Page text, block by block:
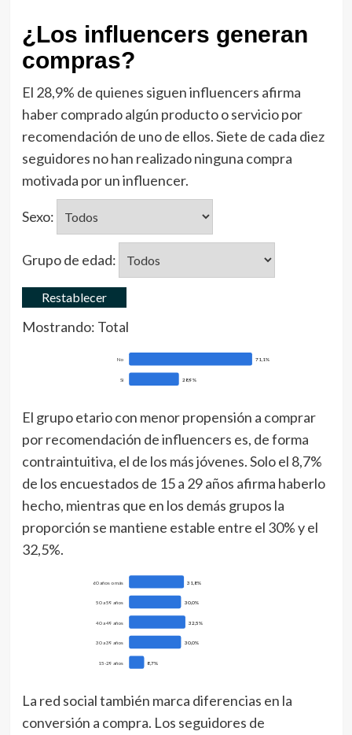
¿Los influencers generan
compras?
El 28,9% de quienes siguen influencers afirma
haber comprado algún producto o servicio por
recomendación de uno de ellos. Siete de cada diez
seguidores no han realizado ninguna compra
motivada por un influencer.
Sexo:
Grupo de edad:
Restablecer
Mostrando: Total
No 71,1%
Sí 28,9%
El grupo etario con menor propensión a comprar
por recomendación de influencers es, de forma
contraintuitiva, el de los más jóvenes. Solo el 8,7%
de los encuestados de 15 a 29 años afirma haberlo
hecho, mientras que en los demás grupos la
proporción se mantiene estable entre el 30% y el
32,5%.
60 años o más
50 a 59 años
40 a 49 años
30 a 39 años
15-29 años
31,8%
30,0%
32,5%
30,0%
8,7%
La red social también marca diferencias en la
conversión a compra. Los seguidores de